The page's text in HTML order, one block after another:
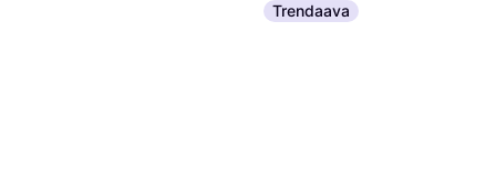
Trendaava